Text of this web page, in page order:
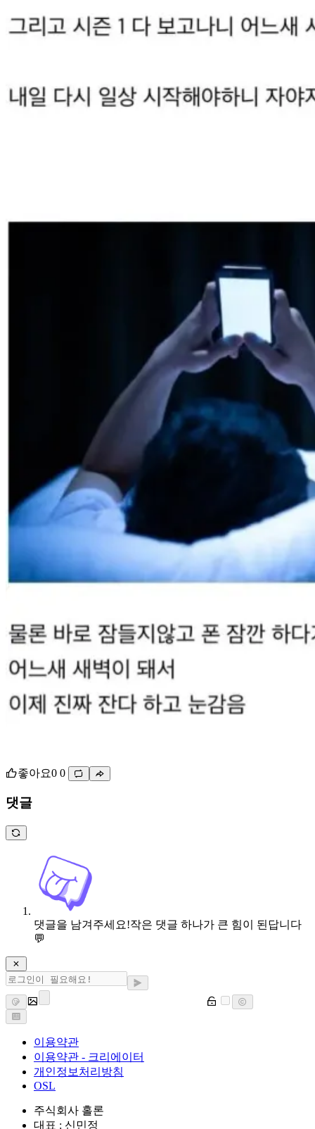
좋아요0 0
댓글
댓글을 남겨주세요!작은 댓글 하나가 큰 힘이 된답니다
💬
이용약관
이용약관 - 크리에이터
개인정보처리방침
OSL
주식회사 홀론
대표 : 신민정